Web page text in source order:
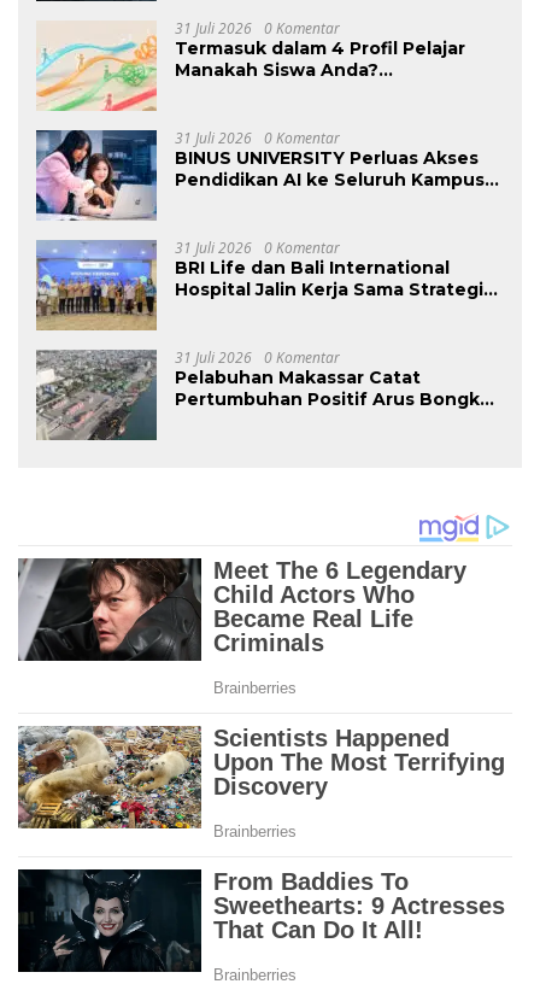
31 Juli 2026 0 Komentar
Termasuk dalam 4 Profil Pelajar
Manakah Siswa Anda?
31 Juli 2026 0 Komentar
BINUS UNIVERSITY Perluas Akses
Pendidikan AI ke Seluruh Kampus
31 Juli 2026 0 Komentar
BRI Life dan Bali International
Hospital Jalin Kerja Sama Strategis
31 Juli 2026 0 Komentar
Pelabuhan Makassar Catat
Pertumbuhan Positif Arus Bongkar